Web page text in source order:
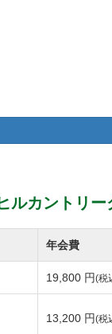
ルカントリ
年会費
19,800 円(税
13,200 円(税